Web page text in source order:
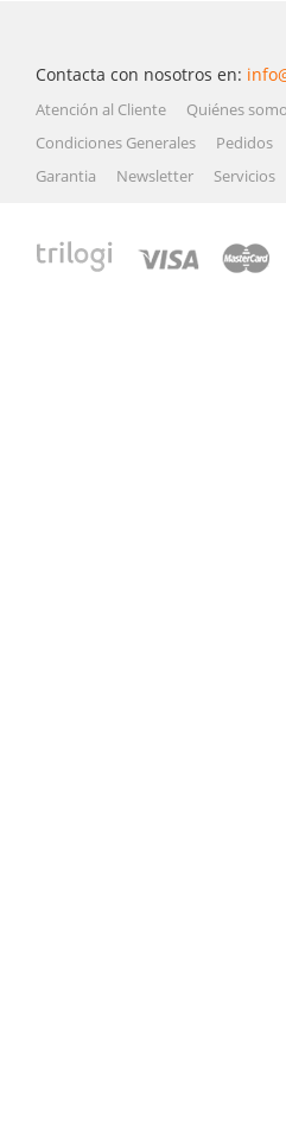
Contacta con nosotros en:
Atención al Cliente Quiénes
Condiciones Generales
Pedidos
Garantia
Newsletter Servicios